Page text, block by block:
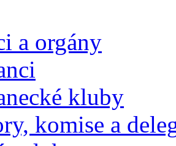
a orgány
kluby
komise a